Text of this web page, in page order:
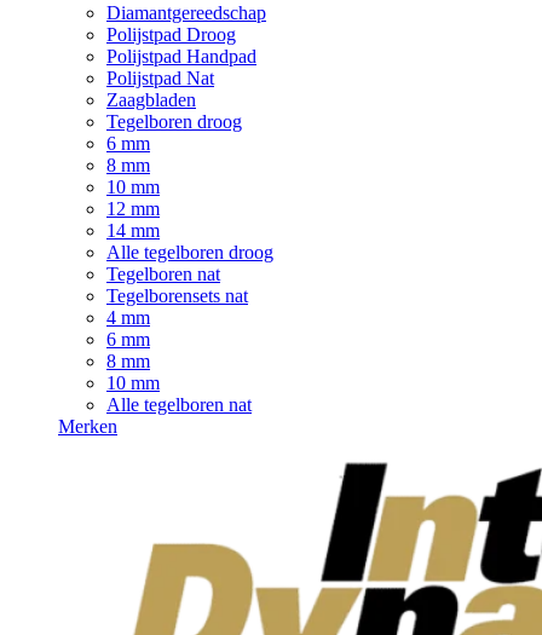
Diamantgereedschap
Polijstpad Droog
Polijstpad Handpad
Polijstpad Nat
Zaagbladen
Tegelboren droog
6 mm
8 mm
10 mm
12 mm
14 mm
Alle tegelboren droog
Tegelboren nat
Tegelborensets nat
4 mm
6 mm
8 mm
10 mm
Alle tegelboren nat
Merken